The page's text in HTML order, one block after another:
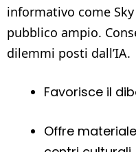
informativo come
pubblico ampio.
dilemmi posti dall’IA.
Favorisce il
Offre